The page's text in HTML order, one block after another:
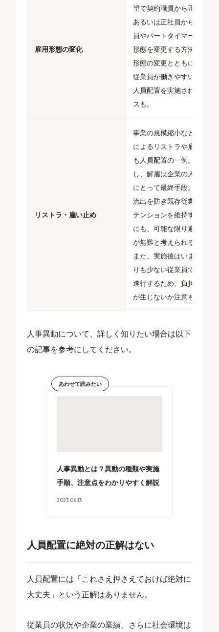
雇用形態の変化
望で契約職員から正社員、
あるいは正社員から契約職
員やパートタイマーに雇用
形態を変更する方法。雇用
形態の変更とともに、より
従業員が働きやすい部署へ
人員配置を実施されるケー
スも。​
リストラ・雇い止め
事業の規模縮小などの理由
によるリストラや雇い止め
も人員配置の一例。ただ
し、解雇は企業の人員配置
にとって最終手段。人材の
流出を防ぎ既存従業員のリ
テンションを維持するため
にも、可能な限り避けるの
が無難と考えられる。
また、実施後はいままでよ
りも少ない従業員で業務を
遂行するため、負担に偏り
が生じないか注意も必要。
人事異動について、詳しく知りたい場合は以下
の記事を参考にしてください。
あわせて読みたい
人事異動とは？異動の種類や実施
手順、注意点をわかりやすく解説
2023 06.13
人員配置に絶対の正解はない
人員配置には「これさえ押さえておけば絶対に
大丈夫」という正解はありません。
従業員の状況や企業の業績、さらに社会環境は